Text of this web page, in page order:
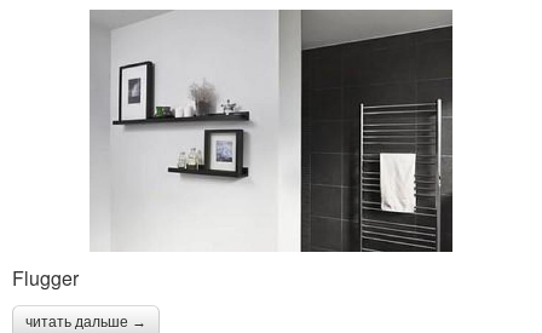
Flugger
читать дальше →